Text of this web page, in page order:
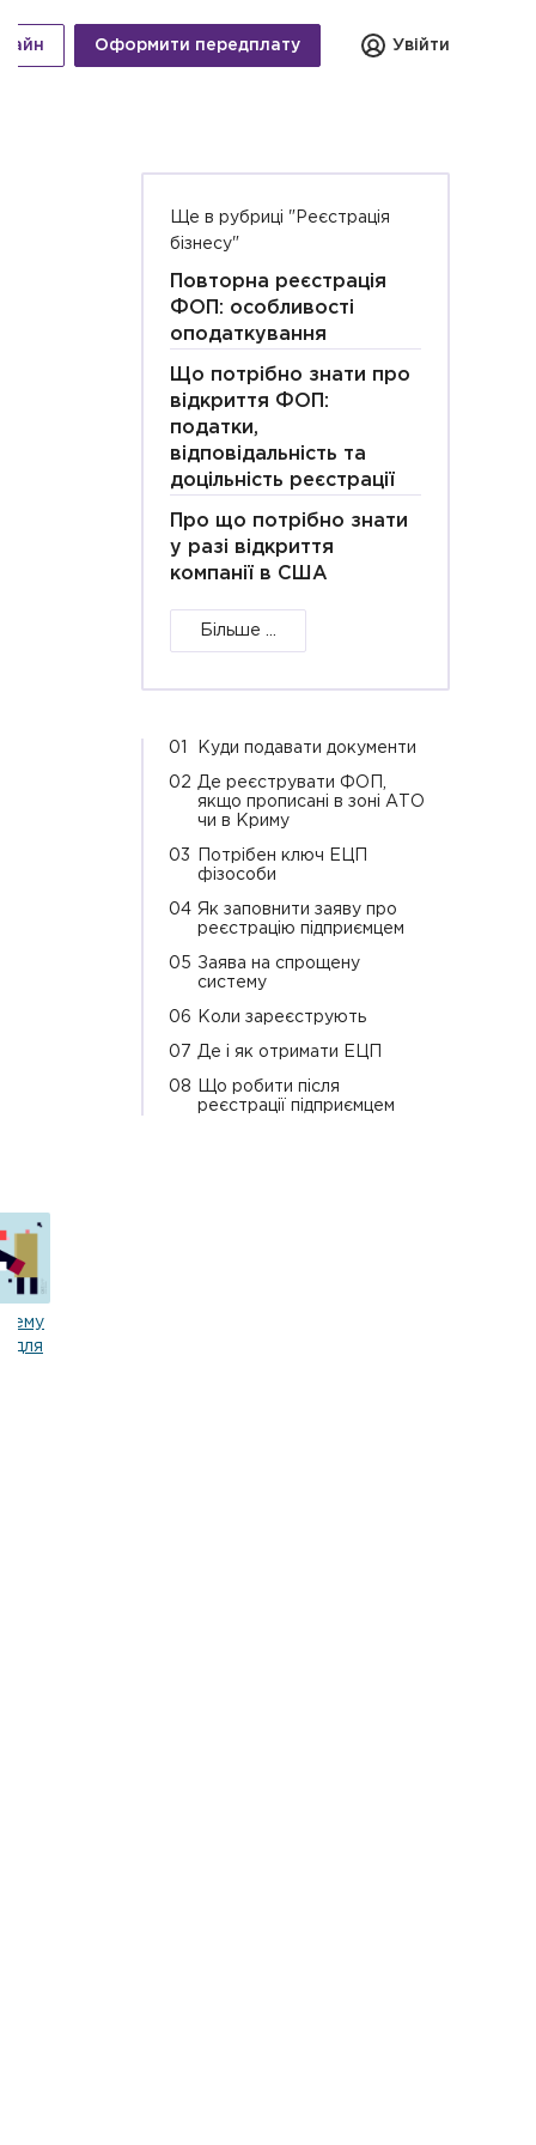
Оформити передплату Увійти
для
Ще в рубриці "Реєстрація
бізнесу"
Повторна реєстрація
ФОП: особливості
оподаткування
Що потрібно знати про
відкриття ФОП:
податки,
відповідальність та
доцільність реєстрації
Про що потрібно знати
у разі відкриття
компанії в США
Більше ...
01 Куди подавати документи
02 Де реєструвати ФОП,
якщо прописані в зоні АТО
чи в Криму
03
Потрібен ключ ЕЦП
фізособи
04 Як заповнити заяву про
реєстрацію підприємцем
05 Заява на спрощену
систему
06 Коли зареєструють
07 Де і як отримати ЕЦП
08
Що робити після
реєстрації підприємцем